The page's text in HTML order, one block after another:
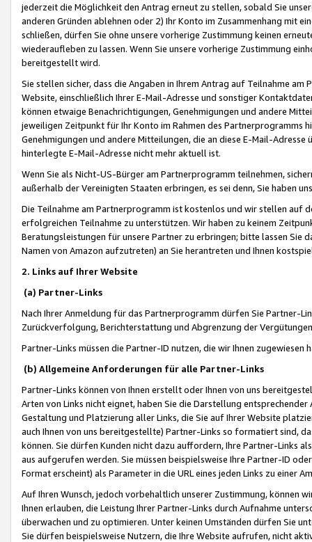
jederzeit die Möglichkeit den Antrag erneut zu stellen, sobald Sie
anderen Gründen ablehnen oder 2) Ihr Konto im Zusammenhang mit
schließen, dürfen Sie ohne unsere vorherige Zustimmung keinen
wiederaufleben zu lassen. Wenn Sie unsere vorherige Zustimmung
bereitgestellt wird.
Sie stellen sicher, dass die Angaben in Ihrem Antrag auf Teilnahme
Website, einschließlich Ihrer E-Mail-Adresse und sonstiger
können etwaige Benachrichtigungen, Genehmigungen und andere
jeweiligen Zeitpunkt für Ihr Konto im Rahmen des Partnerprogramms
Genehmigungen und andere Mitteilungen, die an diese E-Mail-
hinterlegte E-Mail-Adresse nicht mehr aktuell ist.
Wenn Sie als Nicht-US-Bürger am Partnerprogramm teilnehmen,
außerhalb der Vereinigten Staaten erbringen, es sei denn, Sie haben
Die Teilnahme am Partnerprogramm ist kostenlos und wir stellen auf
erfolgreichen Teilnahme zu unterstützen. Wir haben zu keinem
Beratungsleistungen für unsere Partner zu erbringen; bitte lassen Sie
Namen von Amazon aufzutreten) an Sie herantreten und Ihnen
2. Links auf Ihrer Website
(a) Partner-Links
Nach Ihrer Anmeldung für das Partnerprogramm dürfen Sie Partner-
Zurückverfolgung, Berichterstattung und Abgrenzung der
Partner-Links müssen die Partner-ID nutzen, die wir Ihnen zugewiesen
(b) Allgemeine Anforderungen für alle Partner-Links
Partner-Links können von Ihnen erstellt oder Ihnen von uns
Arten von Links nicht eignet, haben Sie die Darstellung
Gestaltung und Platzierung aller Links, die Sie auf Ihrer Website
auch Ihnen von uns bereitgestellte) Partner-Links so formatiert sind,
können. Sie dürfen Kunden nicht dazu auffordern, Ihre Partner-Links
aus aufgerufen werden. Sie müssen beispielsweise Ihre Partner-ID
Format erscheint) als Parameter in die URL eines jeden Links zu einer
Auf Ihren Wunsch, jedoch vorbehaltlich unserer Zustimmung, können
Ihnen erlauben, die Leistung Ihrer Partner-Links durch Aufnahme
überwachen und zu optimieren. Unter keinen Umständen dürfen Sie
Sie dürfen beispielsweise Nutzern, die Ihre Website aufrufen, nicht